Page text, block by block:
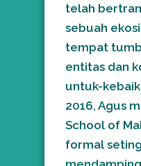
telah
sebuah
tempat
entitas dan
untuk-
2016, Agus
School of
formal